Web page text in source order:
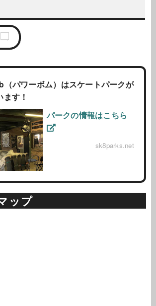
パワーボム）はスケートパークが
す！
パークの情報はこちら
sk8parks.net
ップ